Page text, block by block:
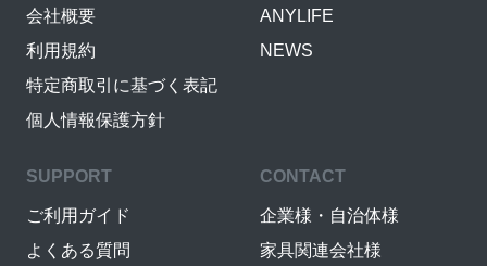
会社概要
利用規約
特定商取引に基づく表記
個人情報保護方針
ANYLIFE
NEWS
SUPPORT
ご利用ガイド
よくある質問
CONTACT
企業様・自治体様
家具関連会社様